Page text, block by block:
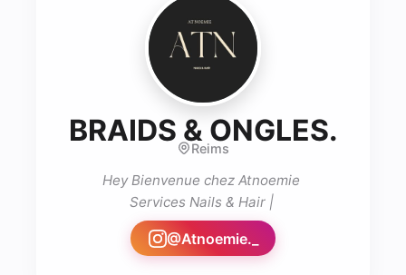
BRAIDS & ONGLES.
Reims
Hey Bienvenue chez Atnoemie
@Atnoemie._